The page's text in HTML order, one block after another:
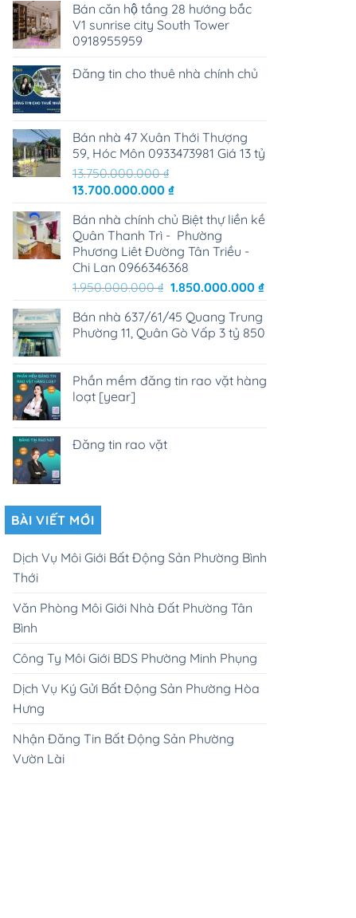
Bán căn hộ tầng 28 hướng bắc
V1 sunrise city South Tower
0918955959
Đăng tin cho thuê nhà chính chủ
Bán nhà 47 Xuân Thới Thượng
59, Hóc Môn 0933473981 Giá 13 tỷ
13.750.000.000₫
Giá
là:
13.750.000.000 ₫.
13.700.000.000 ₫Giá
tại
là:
13.700.000.000 ₫.
Bán nhà chính chủ Biệt thự liền kề
Quân Thanh Trì - Phường
Phương Liêt Đường Tân Triều -
Chi Lan 0966346368
1.950.000.000₫ Giá
là:
1.950.000.000 ₫.
1.850.000.000 ₫Giá
là:
Bán nhà 637/61/45 Quang Trung
Phường 11, Quân Gò Vấp 3 tỷ 850
Phần mềm đăng tin rao vặt hàng
loạt [year]
Đăng tin rao vặt
BÀI VIẾT MỚI
Dịch Vụ Môi Giới Bất Động Sản Phường Bình
Thới
Văn Phòng Môi Giới Nhà Đất Phường Tân
Bình
Công Ty Môi Giới BDS Phường Minh Phụng
Dịch Vụ Ký Gửi Bất Động Sản Phường Hòa
Hưng
Nhận Đăng Tin Bất Động Sản Phường
Vườn Lài